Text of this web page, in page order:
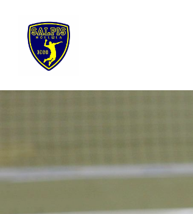
sisältöön
Sivuston etusivulle